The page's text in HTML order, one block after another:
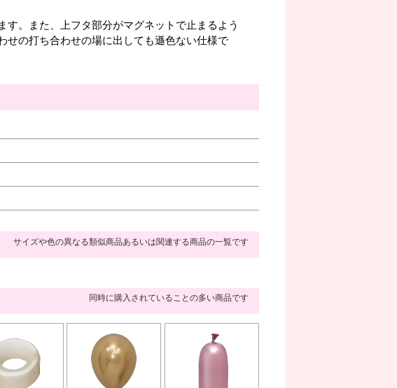
。また、上フタ部分がマグネットで止まるよう
せの打ち合わせの場に出しても遜色ない仕様で
サイズや色の異なる類似商品あるいは関連する商品の一覧です
同時に購入されていることの多い商品です